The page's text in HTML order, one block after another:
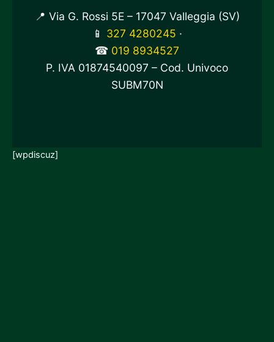
📍 Via G. Rossi 5E – 17047 Valleggia (SV)
📱 327 4280245 ·
☎ 019 8934527
P. IVA 01874540097 – Cod. Univoco
SUBM70N
[wpdiscuz]